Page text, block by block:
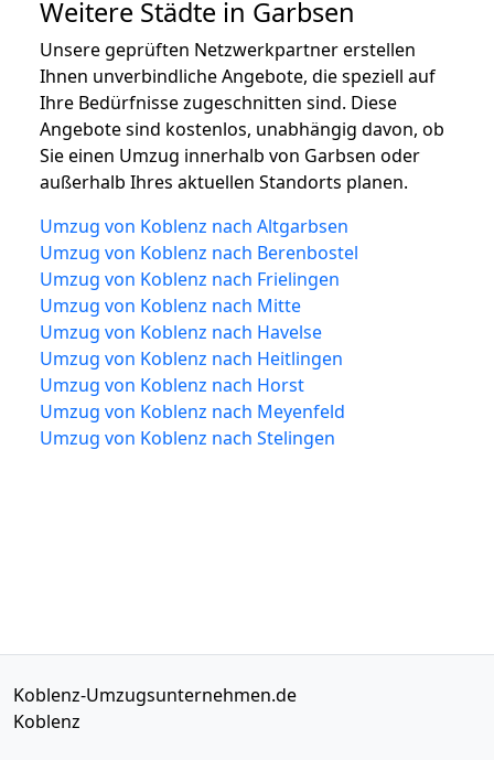
Weitere Städte in Garbsen
Unsere geprüften Netzwerkpartner erstellen
Ihnen unverbindliche Angebote, die speziell auf
Ihre Bedürfnisse zugeschnitten sind. Diese
Angebote sind kostenlos, unabhängig davon, ob
Sie einen Umzug innerhalb von Garbsen oder
außerhalb Ihres aktuellen Standorts planen.
Umzug von Koblenz nach Altgarbsen
Umzug von Koblenz nach Berenbostel
Umzug von Koblenz nach Frielingen
Umzug von Koblenz nach Mitte
Umzug von Koblenz nach Havelse
Umzug von Koblenz nach Heitlingen
Umzug von Koblenz nach Horst
Umzug von Koblenz nach Meyenfeld
Umzug von Koblenz nach Stelingen
Koblenz-Umzugsunternehmen.de
Koblenz